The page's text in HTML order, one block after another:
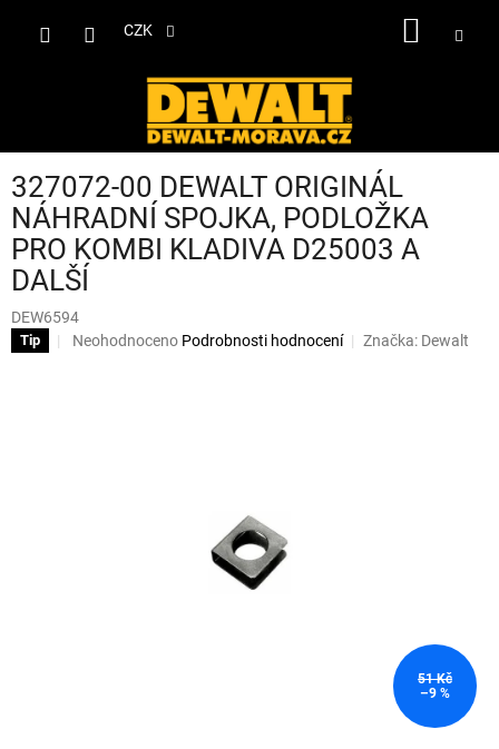
CZK
327072-00 DEWALT ORIGINÁL
NÁHRADNÍ SPOJKA, PODLOŽKA
PRO KOMBI KLADIVA D25003 A
DALŠÍ
DEW6594
Tip
Průměrné
Neohodnoceno Podrobnosti hodnocení Značka: Dewalt
51 Kč
–9 %